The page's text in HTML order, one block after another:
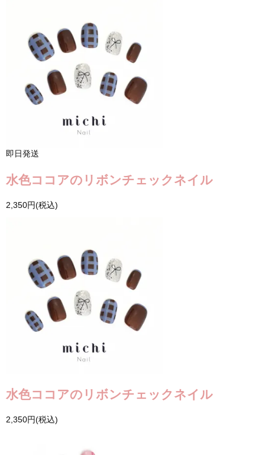
即日発送
水色ココアのリボンチェックネイル
2,350円(税込)
水色ココアのリボンチェックネイル
2,350円(税込)